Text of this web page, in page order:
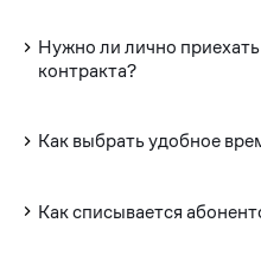
Нужно ли лично
контракта?
Как выбрать удобное
Как списывается